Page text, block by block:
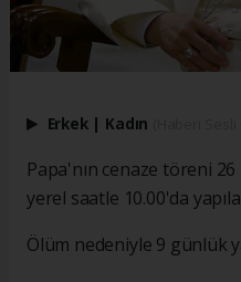
Erkek | Kadın
Papa'nın cenaze töreni
yerel saatle 10.00'da
Ölüm nedeniyle 9 günlük